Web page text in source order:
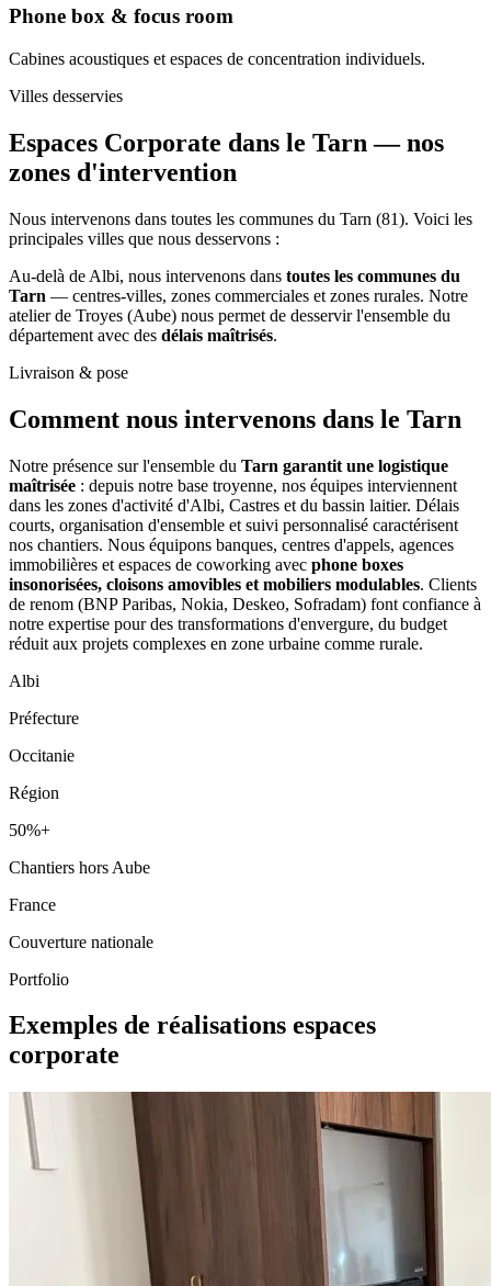
Phone box & focus room
Cabines acoustiques et espaces de concentration individuels.
Villes desservies
Espaces Corporate dans le Tarn —nos
zones d'intervention
Nous intervenons dans toutes les communes du Tarn (81). Voici les
principales villes que nous desservons :
Au-delà de Albi, nous intervenons dans toutes les communes du
Tarn — centres-villes, zones commerciales et zones rurales. Notre
atelier de Troyes (Aube) nous permet de desservir l'ensemble du
département avec des délais maîtrisés.
Livraison & pose
Comment nous intervenons dans le Tarn
Notre présence sur l'ensemble du Tarn garantit une logistique
maîtrisée : depuis notre base troyenne, nos équipes interviennent
dans les zones d'activité d'Albi, Castres et du bassin laitier. Délais
courts, organisation d'ensemble et suivi personnalisé caractérisent
nos chantiers. Nous équipons banques, centres d'appels, agences
immobilières et espaces de coworking avec phone boxes
insonorisées, cloisons amovibles et mobiliers modulables. Clients
de renom (BNP Paribas, Nokia, Deskeo, Sofradam) font confiance à
notre expertise pour des transformations d'envergure, du budget
réduit aux projets complexes en zone urbaine comme rurale.
Albi
Préfecture
Occitanie
Région
50%+
Chantiers hors Aube
France
Couverture nationale
Portfolio
Exemples de réalisations espaces
corporate